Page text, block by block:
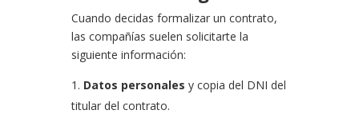
Cuando decidas formalizar un contrato,
las compañías suelen solicitarte la
siguiente información:
Datos personales y copia del DNI del
titular del contrato.